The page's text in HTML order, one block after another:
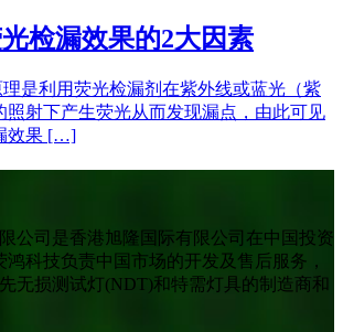
检漏效果的2大因素
是利用荧光检漏剂在紫外线或蓝光（紫
照射下产生荧光从而发现漏点，由此可见
效果 […]
公司是香港旭隆国际有限公司在中国投资
鸿科技负责中国市场的开发及售后服务，
无损测试灯(NDT)和特需灯具的制造商和